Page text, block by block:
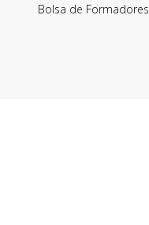
Bolsa de Formadores